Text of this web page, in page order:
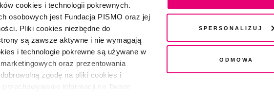
cookies i technologii pokrewnych.
osobowych jest Fundacja PISMO oraz jej
Pliki cookies niezbędne do
są zawsze aktywne i nie wymagają
i technologie pokrewne są używane w
oraz prezentowania
zgodę na pliki cookies i
informacji na Twoim
Spersonalizuj
Odmowa
Dofinansowano ze środków Ministra Kultury i
Narodowego pochodzących z Funduszu